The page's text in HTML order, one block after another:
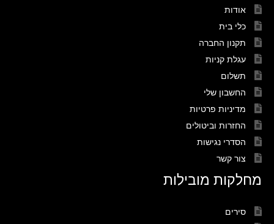
אודות
כלי בית
תקנון החברה
עגלת קניות
תשלום
החשבון שלי
מדיניות פרטיות
החזרות וביטולים
הסדרי נגישות
צור קשר
מחלקות מובילות
סירים